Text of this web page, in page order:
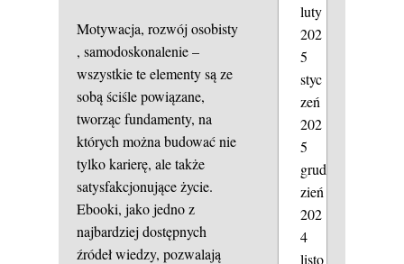
Motywacja, rozwój osobisty
, samodoskonalenie –
wszystkie te elementy są ze
sobą ściśle powiązane,
tworząc fundamenty, na
których można budować nie
tylko karierę, ale także
satysfakcjonujące życie.
Ebooki, jako jedno z
najbardziej dostępnych
źródeł wiedzy, pozwalają
luty
202
5
styc
zeń
202
5
grud
zień
202
4
listo